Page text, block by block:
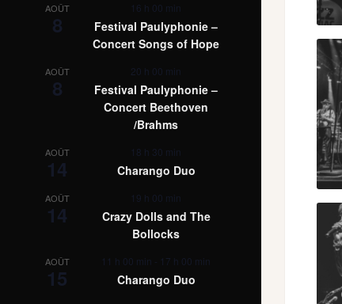
AOÛT
8
16 h 00 min
Festival Paulyphonie –
Concert Songs of Hope
AOÛT
8
20 h 00 min
Festival Paulyphonie –
Concert Beethoven
/Brahms
AOÛT
14
18 h 30 min
Charango Duo
AOÛT
14
19 h 00 min
Crazy Dolls and The
Bollocks
AOÛT
15
11 h 00 min - 17 h 00 min
Charango Duo